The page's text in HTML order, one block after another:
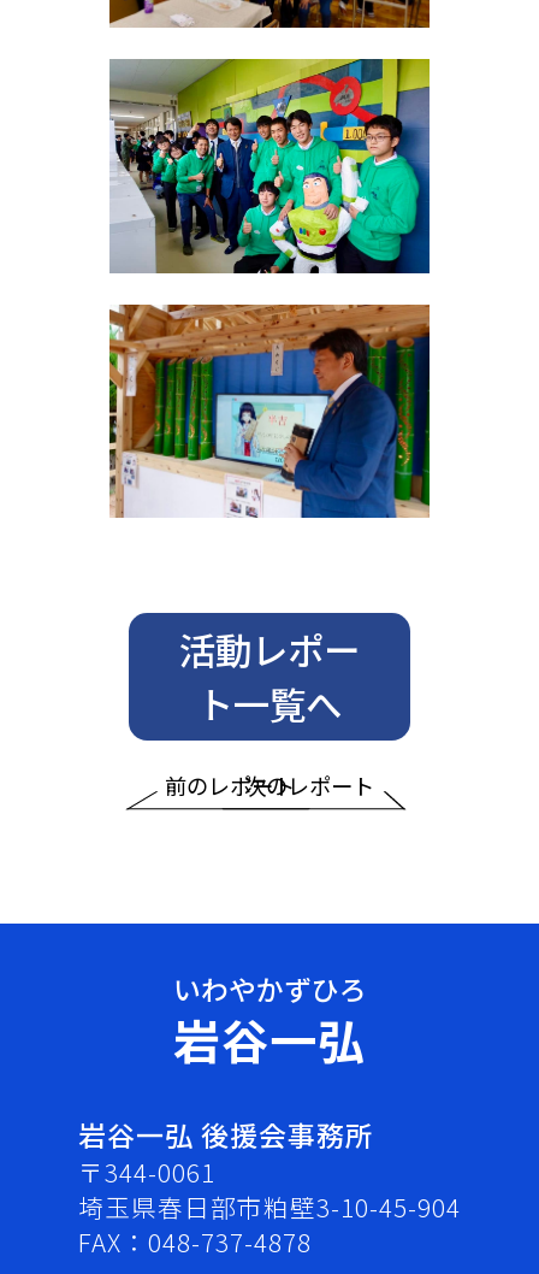
前のレポート
活動レポー
ト一覧へ
次のレポート
岩谷一弘
岩谷一弘 後援会事務所
〒344-0061
埼玉県春日部市粕壁3-10-45-904
FAX：048-737-4878